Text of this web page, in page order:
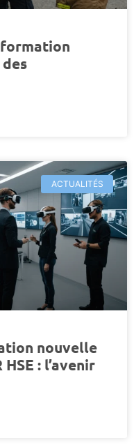
formation
ACTUALITÉS
nouvelle
: l’avenir